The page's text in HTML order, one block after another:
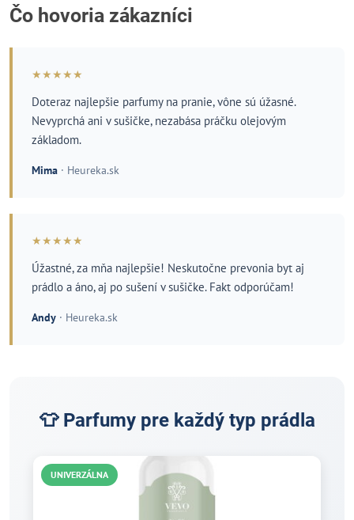
Čo hovoria zákazníci
★★★★★
Doteraz najlepšie parfumy na pranie, vône sú úžasné.
Nevyprchá ani v sušičke, nezabása práčku olejovým
základom.
Mima · Heureka.sk
★★★★★
Úžastné, za mňa najlepšie! Neskutočne prevonia byt aj
prádlo a áno, aj po sušení v sušičke. Fakt odporúčam!
Andy · Heureka.sk
👕 Parfumy pre každý typ prádla
UNIVERZÁLNA